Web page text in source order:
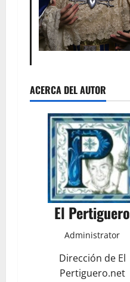
ACERCA DEL AUTOR
El Pertiguero
Administrator
Dirección de El
Pertiguero.net